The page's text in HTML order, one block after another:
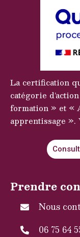
La certification
catégorie
formation » et «
apprentissage ».
Prendre
Nous
06 75 64